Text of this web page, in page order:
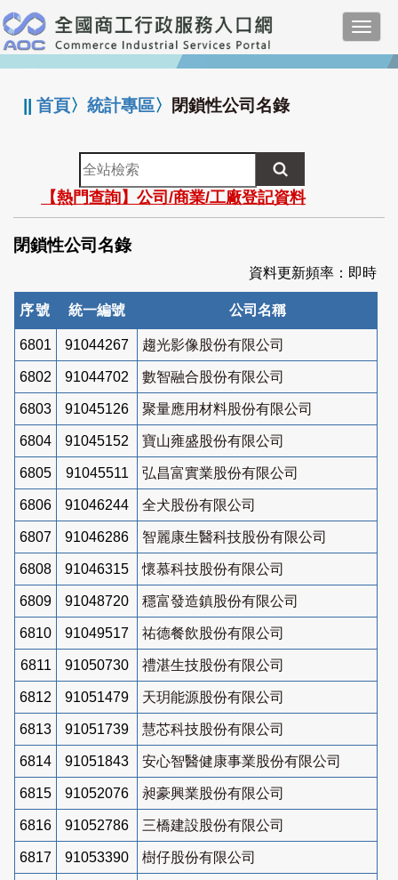
跳
到
主
要
:::
||首頁〉統計專區〉 閉鎖性公司名錄
全
站
檢
索
【熱門查詢】公司/商業/工廠登記資料
閉鎖性公司名錄
資料更新頻率：即時
序號 統一編號 公司名稱
6801 91044267 趨光影像股份有限公司
6802 91044702 數智融合股份有限公司
6803 91045126 聚量應用材料股份有限公司
6804 91045152 寶山雍盛股份有限公司
6805 91045511 弘昌富實業股份有限公司
6806 91046244 全犬股份有限公司
6807 91046286 智麗康生醫科技股份有限公司
6808 91046315 懷慕科技股份有限公司
6809 91048720 穩富發造鎮股份有限公司
6810 91049517 祐德餐飲股份有限公司
6811 91050730 禮湛生技股份有限公司
6812 91051479 天玥能源股份有限公司
6813 91051739 慧芯科技股份有限公司
6814 91051843 安心智醫健康事業股份有限公司
6815 91052076 昶豪興業股份有限公司
6816 91052786 三橋建設股份有限公司
6817 91053390 樹仔股份有限公司